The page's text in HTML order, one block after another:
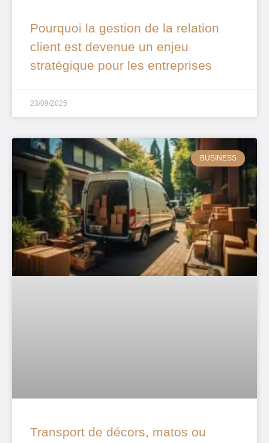
Pourquoi la gestion de la relation
client est devenue un enjeu
stratégique pour les entreprises
23/09/2025
BUSINESS
Transport de décors, matos ou